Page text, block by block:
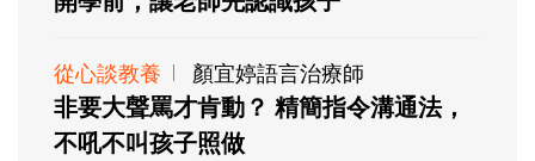
從心談教養 顏宜婷語言治療師
非要大聲罵才肯動？ 精簡指令溝通法，
不吼不叫孩子照做